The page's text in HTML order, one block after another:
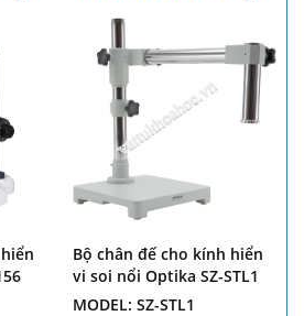
Bộ chân đế cho kính hiển
vi soi nổi Optika SZ-STL1
MODEL: SZ-STL1